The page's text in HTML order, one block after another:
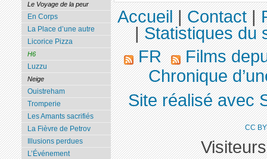
Le Voyage de la peur
En Corps
La Place d’une autre
Licorice Pizza
H6
Luzzu
Neige
Ouistreham
Tromperie
Les Amants sacrifiés
La Fièvre de Petrov
Illusions perdues
L’Événement
Accueil|Contact|
|Statistiques du
FR
Films
Chronique
Site réalisé avec
CC